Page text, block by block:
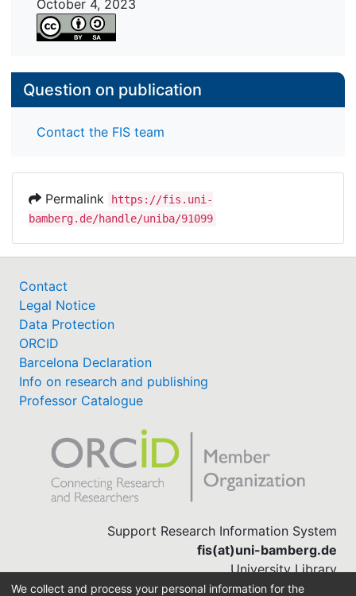
October 4, 2023
Question on publication
Contact the FIS team
Permalink
https://fis.uni-
bamberg.de/handle/uniba/91099
Contact
Legal Notice
Data Protection
ORCID
Barcelona Declaration
Info on research and publishing
Professor Catalogue
Support Research Information System
fis(at)uni-bamberg.de
University Library
(0951) 863-1568
We collect and process your personal information for the